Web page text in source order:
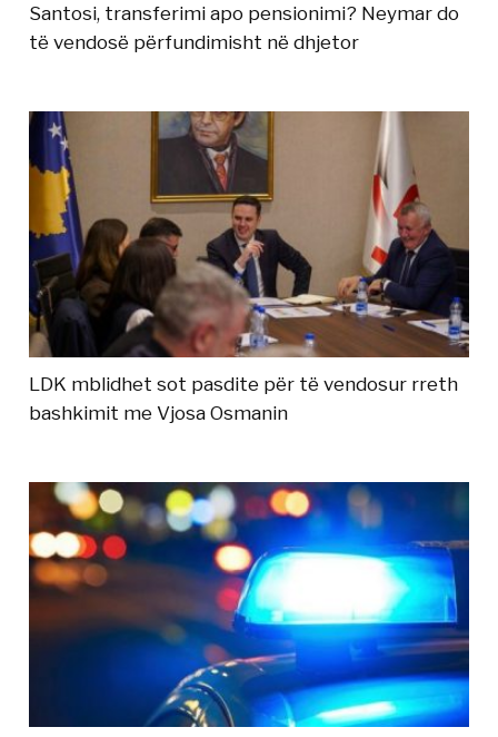
Santosi, transferimi apo pensionimi? Neymar do
të vendosë përfundimisht në dhjetor
LDK mblidhet sot pasdite për të vendosur rreth
bashkimit me Vjosa Osmanin